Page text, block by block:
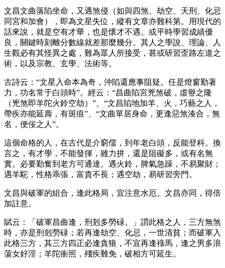
文昌文曲落陷坐命，又遇煞侵（如與四煞、劫空、天刑、化忌
同宮和加會），即為文星失位，縱有文章亦難科第。用現代的
話來說，就是空有才華，也是懷才不遇。或平時學習成績優
良，關鍵時刻離分數線就差那麼幾分。其人之學說、理論、人
生觀必有其怪異之處，難為眾人所接受，甚或研習歪路左道之
術，以及宗教、玄學、法術等。
古詩云：“文星入命本為奇，沖陷還應事阻疑。任是燈窗勤著
力，功名常于白頭時”。經云：“昌曲陷宮兇煞破，虛譽之隆
（兇煞即羊陀火鈴空劫）”、“文昌陷地加羊、火，巧藝之人，
帶疾亦能延壽，有斑痕”、“文曲單居身命，更逢惡煞湊合，無
名，便佞之人”。
這個命格的人，在古代是介窮儒，到年老白頭，反能登科。換
言之，有才學，不能發揮，雖力拼，還是阻礙多，或有名無
實。必要勤奮到老方可通達。遇火鈴，脾氣急躁，不易聚財；
遇羊駝，性格乖張，富貴不長；遇空劫，易研習旁門。
文昌與破軍的組合，逢此格局，宜注意水厄。文昌亦同，得倍
加註意。
賦云：「破軍昌曲逢，刑剋多勞碌。」謂此格之人，三方無煞
時，亦是刑剋勞碌；若再逢劫空、化忌，一世清貧；而破軍入
此格三方，其三方四正必逢貪狼，不宜再逢祿馬，逢之男多浪
蕩女好淫；羊陀衝照，殘疾難免，破相方可延生。